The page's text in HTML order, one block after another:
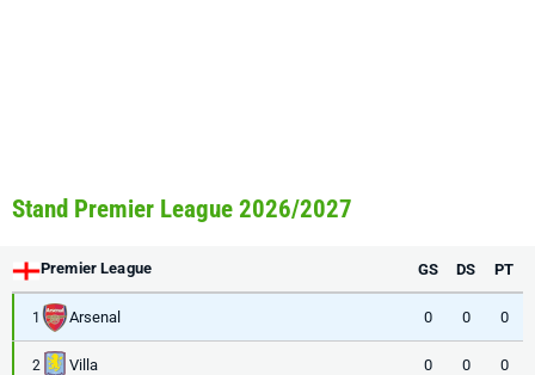
Stand Premier League 2026/2027
Premier League GS DS PT
1 Arsenal 0 0 0
2 Villa 0 0 0